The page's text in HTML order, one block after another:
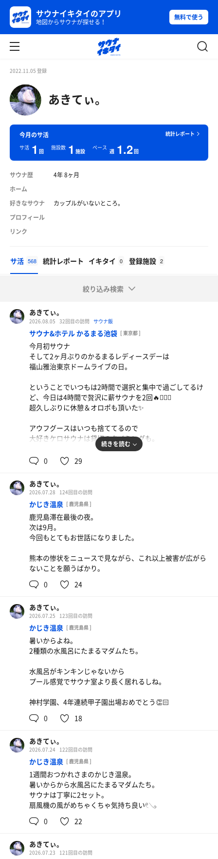
サウナイキタイのアプリ
地図からサウナが探せる！
無料で使う
2022.11.05 登録
あきてぃ。
統計レポート
今月のサ活
サ活 1 回
施設数 1 施設
ペース
週 1.2回
サウナ歴
4年 8ヶ月
ホーム
好きなサウナ
カップルがいないところ。
プロフィール
リンク
サ活 568 統計レポート イキタイ 0 登録施設 2
絞り込み検索
あきてぃ。
2026.08.05 32回目の訪問 サウナ飯
サウナ&ホテル かるまる池袋 [ 東京都 ]
今月初サウナ
そして2ヶ月ぶりのかるまるレディースデーは
福山雅治東京ドームライブの日。
ということでいつもは2時間で選択と集中で過ごしてるけ
ど、今日は4時間で贅沢に薪サウナを2回🔥🧖🏻‍♀️
超久しぶりに休憩＆オロポも頂いた✨️
アウフグースはいつも捨ててるので
大好きケロサウナは貸切のタイミングも。
今日は暑すぎないので屋上の外気浴も気持ちよく
大人になってからジム以外のプールなんて行かなくなった
けど、夏サウナの水風呂やぬる湯はまさにそれ。
めちゃくちゃ気持ちいい。
久しぶりのサンダートルネードからのやすらぎは
毎回本当に大好き。
また来月は来れないので、10月を楽しみに。
いつもありがとうございます♨️
続きを読む
0 29
あきてぃ。
2026.07.28 124回目の訪問
かじき温泉 [ 鹿児島県 ]
鹿児島滞在最後の夜。
次は9月。
今回もとてもお世話になりました。
熊本の惨状をニュースで見ながら、これ以上被害が広がら
ないことを願うばかり。
0
24
あきてぃ。
2026.07.25 123回目の訪問
かじき温泉 [ 鹿児島県 ]
暑いからよね。
2種類の水風呂にたまるマダムたち。
水風呂がキンキンじゃないから
プール感覚でサウナ室より長く居れるしね。
神村学園、4年連続甲子園出場おめでとう👏🏻
0
18
あきてぃ。
2026.07.24 122回目の訪問
かじき温泉 [ 鹿児島県 ]
1週間おつかれさまのかじき温泉。
暑いからから水風呂にたまるマダムたち。
サウナは丁寧に2セット。
扇風機の風がめちゃくちゃ気持ち良い𓏲𓂅
0
22
あきてぃ。
2026.07.23 121回目の訪問